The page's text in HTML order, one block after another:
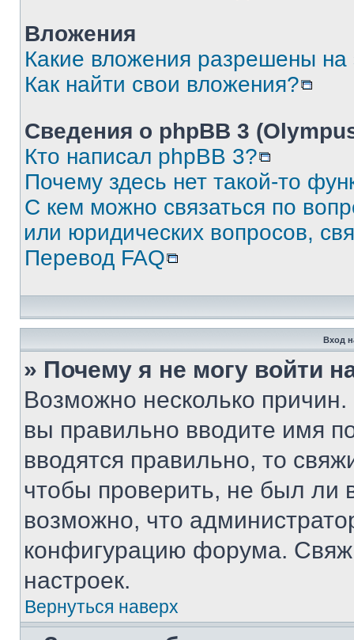
Вложения
Какие вложения разрешены
Как найти свои вложения?
Сведения о phpBB 3
Кто написал phpBB 3?
Почему здесь нет такой-то
С кем можно связаться по
или юридических вопросов,
Перевод FAQ
Вход
» Почему я не могу войти
Возможно несколько
вы правильно вводите имя
вводятся правильно, то
чтобы проверить, не был ли
возможно, что
конфигурацию форума.
настроек.
Вернуться наверх